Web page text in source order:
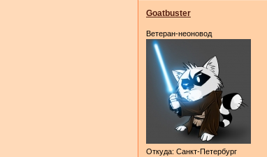
Goatbuster
Ветеран-неоновод
Откуда: Санкт-Петербург